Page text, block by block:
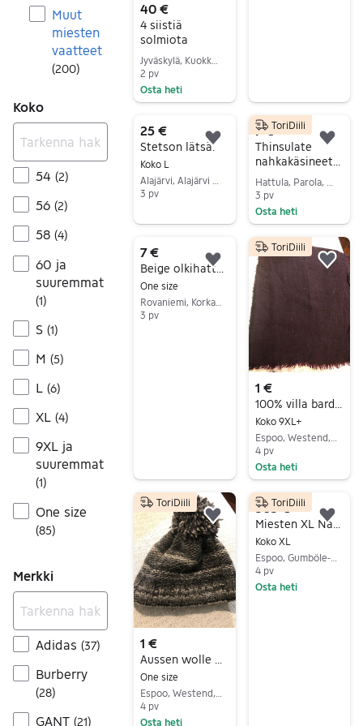
Muut
miesten
vaatteet
(200)
Koko
54 (2)
56 (2)
58 (4)
60 ja
suuremmat
(1)
S (1)
M (5)
L (6)
XL (4)
9XL ja
suuremmat
(1)
One size
(85)
Merkki
Adidas (37)
Burberry
(28)
GANT (21)
40 €
4 siistiä
solmiota
2 pv
Osta heti
25 €
Stetson lätsä.
Koko L
3 pv
Lisää suosikiksi.
7 €
Thinsulate
nahkakäsineet
koko M
3 pv
Osta heti
ToriDiili
7 €
One size
3 pv
Lisää suosikiksi.
1 €
Koko 9XL+
4 pv
Osta heti
ToriDiili
1 €
Aussen wolle Villa pippo pehmeä lämmintä siisti ehjä laatu brandi näyttävä
One size
4 pv
Osta heti
ToriDiili
Lisää suosikiksi.
305 €
Koko XL
Espoo, Gumböle-Karhusuo, Uusimaa
4 pv
Osta heti
ToriDiili